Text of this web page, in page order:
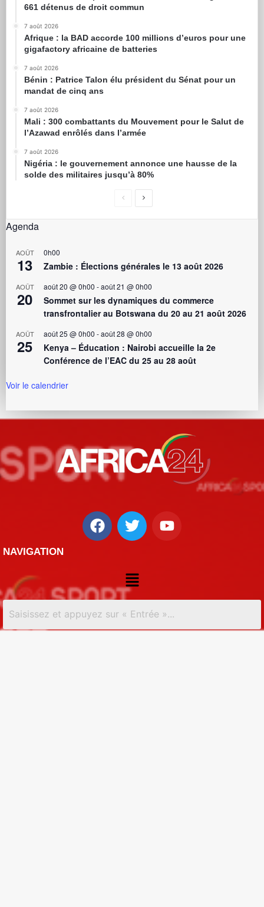
661 détenus de droit commun
7 août 2026
Afrique : la BAD accorde 100 millions d’euros pour une
gigafactory africaine de batteries
7 août 2026
Bénin : Patrice Talon élu président du Sénat pour un
mandat de cinq ans
7 août 2026
Mali : 300 combattants du Mouvement pour le Salut de
l’Azawad enrôlés dans l’armée
7 août 2026
Nigéria : le gouvernement annonce une hausse de la
solde des militaires jusqu’à 80%
Agenda
AOÛT
13
0h00
Zambie : Élections générales le 13 août 2026
AOÛT
20
août 20 @ 0h00 -août 21 @ 0h00
Sommet sur les dynamiques du commerce
transfrontalier au Botswana du 20 au 21 août 2026
AOÛT
25
août 25 @ 0h00 -août 28 @ 0h00
Kenya – Éducation : Nairobi accueille la 2e
Conférence de l’EAC du 25 au 28 août
Voir le calendrier
NAVIGATION